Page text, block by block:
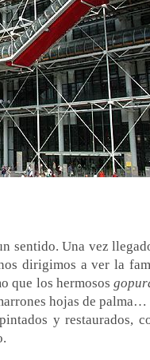
sentido. Una vez
dirigimos a ver la
que los hermosos
hojas de palma…
y restaurados,